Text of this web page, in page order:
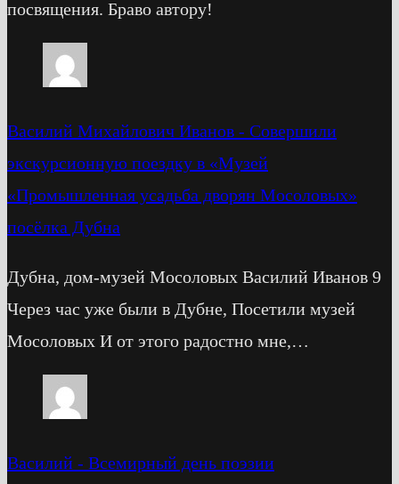
посвящения. Браво автору!
Василий Михайлович Иванов - Cовершили
экскурсионную поездку в «Музей
«Промышленная усадьба дворян Мосоловых»
посёлка Дубна
Дубна, дом-музей Мосоловых Василий Иванов 9
Через час уже были в Дубне, Посетили музей
Мосоловых И от этого радостно мне,…
Василий - Всемирный день поэзии